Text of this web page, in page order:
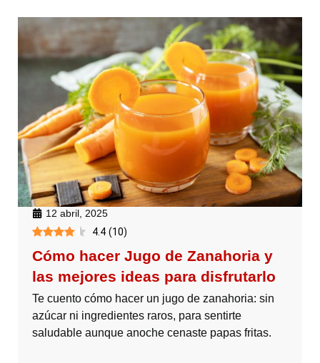
12 abril, 2025
4.4 (10)
Cómo hacer Jugo de Zanahoria y
las mejores ideas para disfrutarlo
Te cuento cómo hacer un jugo de zanahoria: sin
azúcar ni ingredientes raros, para sentirte
saludable aunque anoche cenaste papas fritas.